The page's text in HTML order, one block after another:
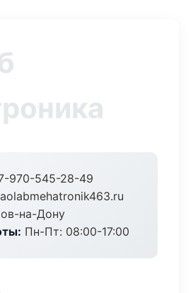
970-545-28-49
на-Дону
Пн-Пт: 08:00-17:00